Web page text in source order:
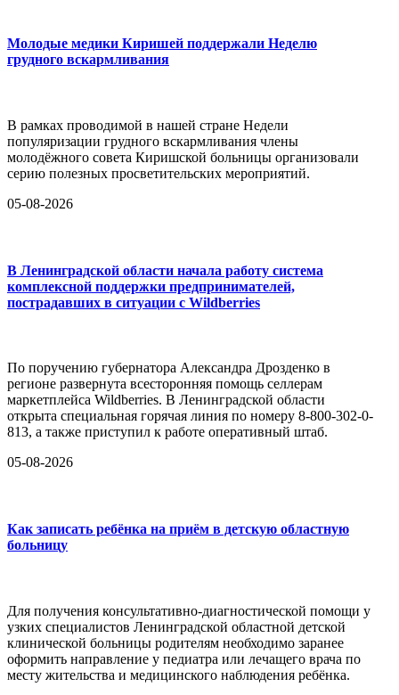
Молодые медики Киришей поддержали Неделю
грудного вскармливания
В рамках проводимой в нашей стране Недели
популяризации грудного вскармливания члены
молодёжного совета Киришской больницы организовали
серию полезных просветительских мероприятий.
05-08-2026
В Ленинградской области начала работу система
комплексной поддержки предпринимателей,
пострадавших в ситуации с Wildberries
По поручению губернатора Александра Дрозденко в
регионе развернута всесторонняя помощь селлерам
маркетплейса Wildberries. В Ленинградской области
открыта специальная горячая линия по номеру 8-800-302-0-
813, а также приступил к работе оперативный штаб.
05-08-2026
Как записать ребёнка на приём в детскую областную
больницу
Для получения консультативно-диагностической помощи у
узких специалистов Ленинградской областной детской
клинической больницы родителям необходимо заранее
оформить направление у педиатра или лечащего врача по
месту жительства и медицинского наблюдения ребёнка.